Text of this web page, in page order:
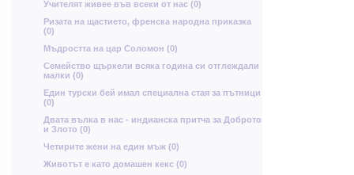
с
мИ
д
ю
Ж
Щ
Учителят живее във всеки от нас (0)
Ризата на щастието, френска народна приказка
(0)
Мъдростта на цар Соломон (0)
Семейство щъркели всяка година си отглеждали
малки (0)
Един турски бей имал специална стая за пътници
(0)
Двата вълка в нас - индианска притча за Доброто
и Злото (0)
Четирите жени на един мъж (0)
Животът е като домашен кекс (0)